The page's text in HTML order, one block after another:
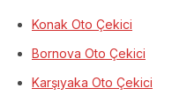
Konak Oto Çekici
Bornova Oto Çekici
Karşıyaka Oto Çekici